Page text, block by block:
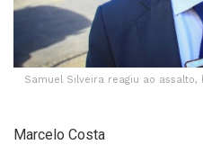
Samuel Silveira reagiu ao
Marcelo Costa